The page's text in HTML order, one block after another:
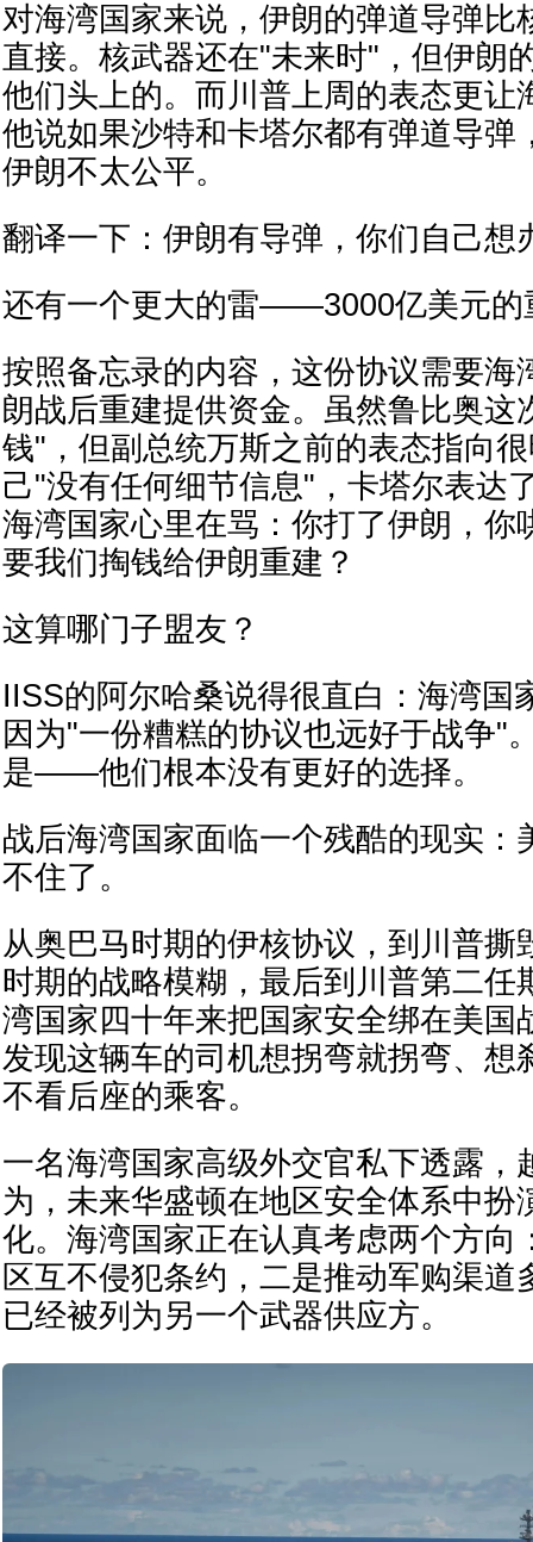
对海湾国家来说，伊朗的弹道导弹比
直接。核武器还在"未来时"，但伊朗
他们头上的。而川普上周的表态更
他说如果沙特和卡塔尔都有弹道导弹
伊朗不太公平。
翻译一下：伊朗有导弹，你们自己想
还有一个更大的雷——3000亿美元的
按照备忘录的内容，这份协议需要海
朗战后重建提供资金。虽然鲁比奥这
钱"，但副总统万斯之前的表态指向
己"没有任何细节信息"，卡塔尔表达
海湾国家心里在骂：你打了伊朗，你
要我们掏钱给伊朗重建？
这算哪门子盟友？
IISS的阿尔哈桑说得很直白：海湾国
因为"一份糟糕的协议也远好于战争"
是——他们根本没有更好的选择。
战后海湾国家面临一个残酷的现实：
不住了。
从奥巴马时期的伊核协议，到川普撕
时期的战略模糊，最后到川普第二
湾国家四十年来把国家安全绑在美国
发现这辆车的司机想拐弯就拐弯、想
不看后座的乘客。
一名海湾国家高级外交官私下透露，
为，未来华盛顿在地区安全体系中扮
化。海湾国家正在认真考虑两个方向
区互不侵犯条约，二是推动军购渠
已经被列为另一个武器供应方。